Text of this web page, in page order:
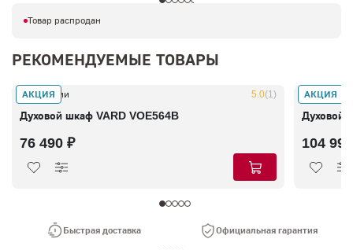
Товар распродан
РЕКОМЕНДУЕМЫЕ ТОВАРЫ
АКЦИЯ
В наличии 5.0(1)
Духовой шкаф VARD VOE564B
76 490 ₽
АКЦИЯ
В наличии
Духовой
104
Быстрая доставка Официальная гарантия